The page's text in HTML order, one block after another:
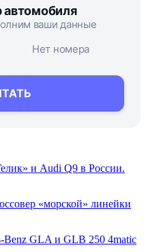
автомобиля
ваши данные
Нет номера
и Audi Q9 в России.
«морской» линейки
Benz GLA и GLB 250 4matic